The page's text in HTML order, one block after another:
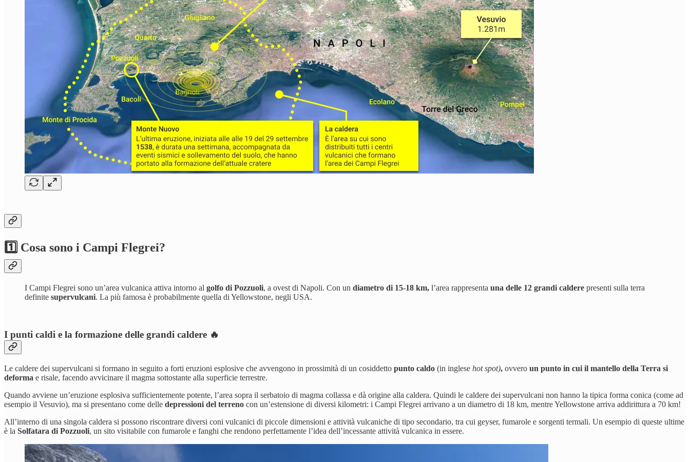
1️⃣ Cosa sono i Campi Flegrei?
I Campi Flegrei sono un’area vulcanica attiva intorno al golfo di Pozzuoli, a ovest di Napoli. Con un diametro di 15-18 km, l’area rappresenta una delle 12 grandi caldere presenti sulla terra
definite supervulcani. La più famosa è probabilmente quella di Yellowstone, negli USA.
I punti caldi e la formazione delle grandi caldere 🔥
Le caldere dei supervulcani si formano in seguito a forti eruzioni esplosive che avvengono in prossimità di un cosiddetto punto caldo (in inglese hot spot), ovvero un punto in cui il mantello della Terra si
deforma e risale, facendo avvicinare il magma sottostante alla superficie terrestre.
Quando avviene un’eruzione esplosiva sufficientemente potente, l’area sopra il serbatoio di magma collassa e dà origine alla caldera. Quindi le caldere dei supervulcani non hanno la tipica forma conica (come ad
esempio il Vesuvio), ma si presentano come delle depressioni del terreno con un’estensione di diversi kilometri: i Campi Flegrei arrivano a un diametro di 18 km, mentre Yellowstone arriva addirittura a 70 km!
All’interno di una singola caldera si possono riscontrare diversi coni vulcanici di piccole dimensioni e attività vulcaniche di tipo secondario, tra cui geyser, fumarole e sorgenti termali. Un esempio di queste ultime
è la Solfatara di Pozzuoli, un sito visitabile con fumarole e fanghi che rendono perfettamente l’idea dell’incessante attività vulcanica in essere.